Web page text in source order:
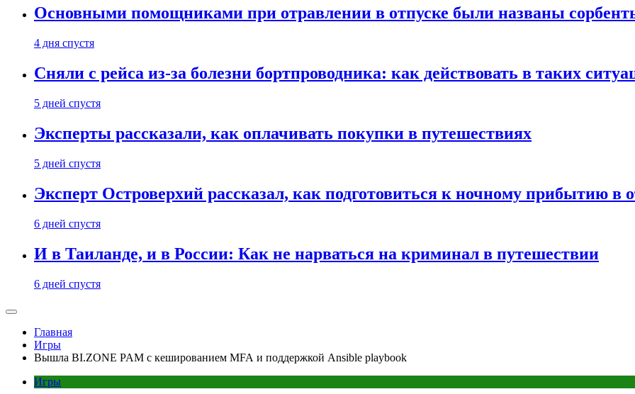
Основными помощниками при отравлении в отпуске были названы
4 дня спустя
Сняли с рейса из-за болезни бортпроводника: как действовать в таких
5 дней спустя
Эксперты рассказали, как оплачивать покупки в путешествиях
5 дней спустя
Эксперт Островерхий рассказал, как подготовиться к ночному прибытию в
6 дней спустя
И в Таиланде, и в России: Как не нарваться на криминал в путешествии
6 дней спустя
Главная
Игры
Вышла BI.ZONE PAM с кешированием MFA и поддержкой Ansible playbook
Игры